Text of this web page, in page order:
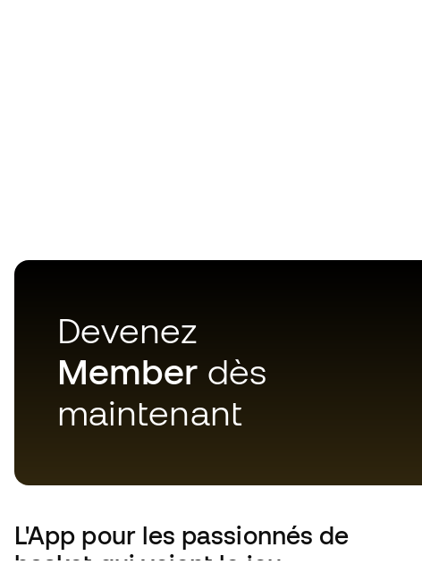
Devenez
Member dès
maintenant
L'App pour les passionnés de
basket qui voient le jeu